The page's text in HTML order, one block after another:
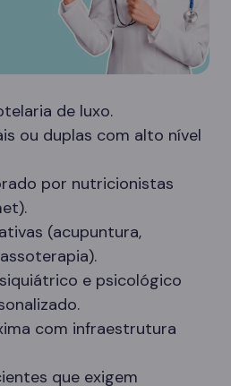
de luxo.
ou duplas com alto nível
por nutricionistas
(acupuntura,
e psicológico
com infraestrutura
que exigem